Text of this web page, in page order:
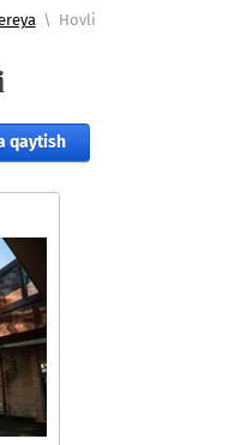
\ Hovli
qaytish